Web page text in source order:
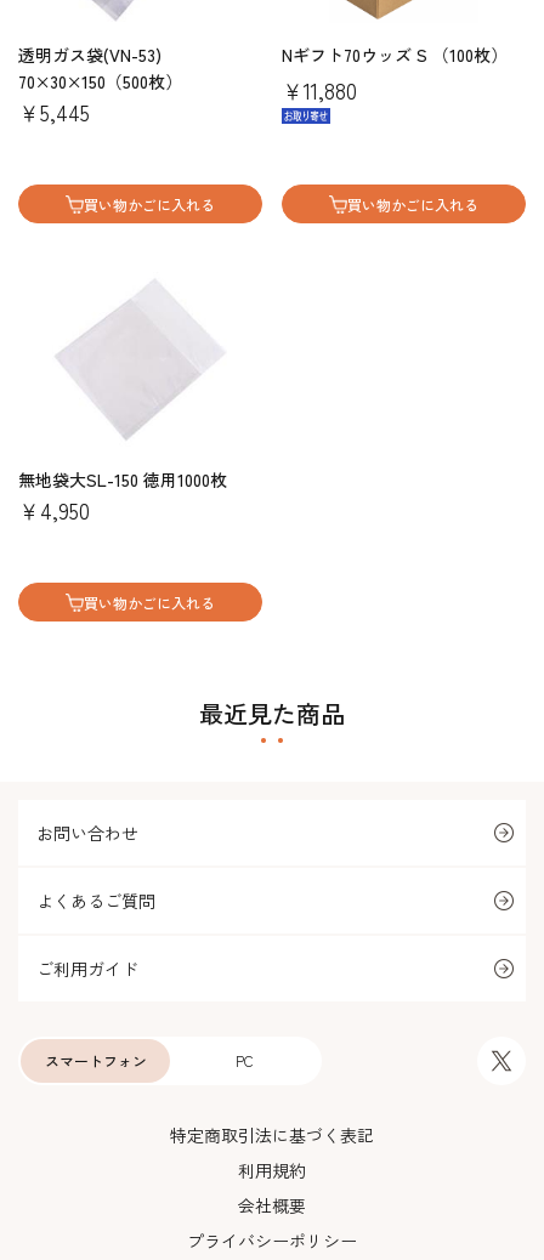
透明ガス袋(VN-53)
70×30×150（500枚）
￥5,445
買い物かごに入れる
Nギフト70ウッズ S （100枚）
￥11,880
買い物かごに入れる
無地袋大SL-150 徳用1000枚
￥4,950
買い物かごに入れる
最近見た商品
お問い合わせ
よくあるご質問
ご利用ガイド
PC
スマートフォン
特定商取引法に基づく表記
利用規約
会社概要
プライバシーポリシー